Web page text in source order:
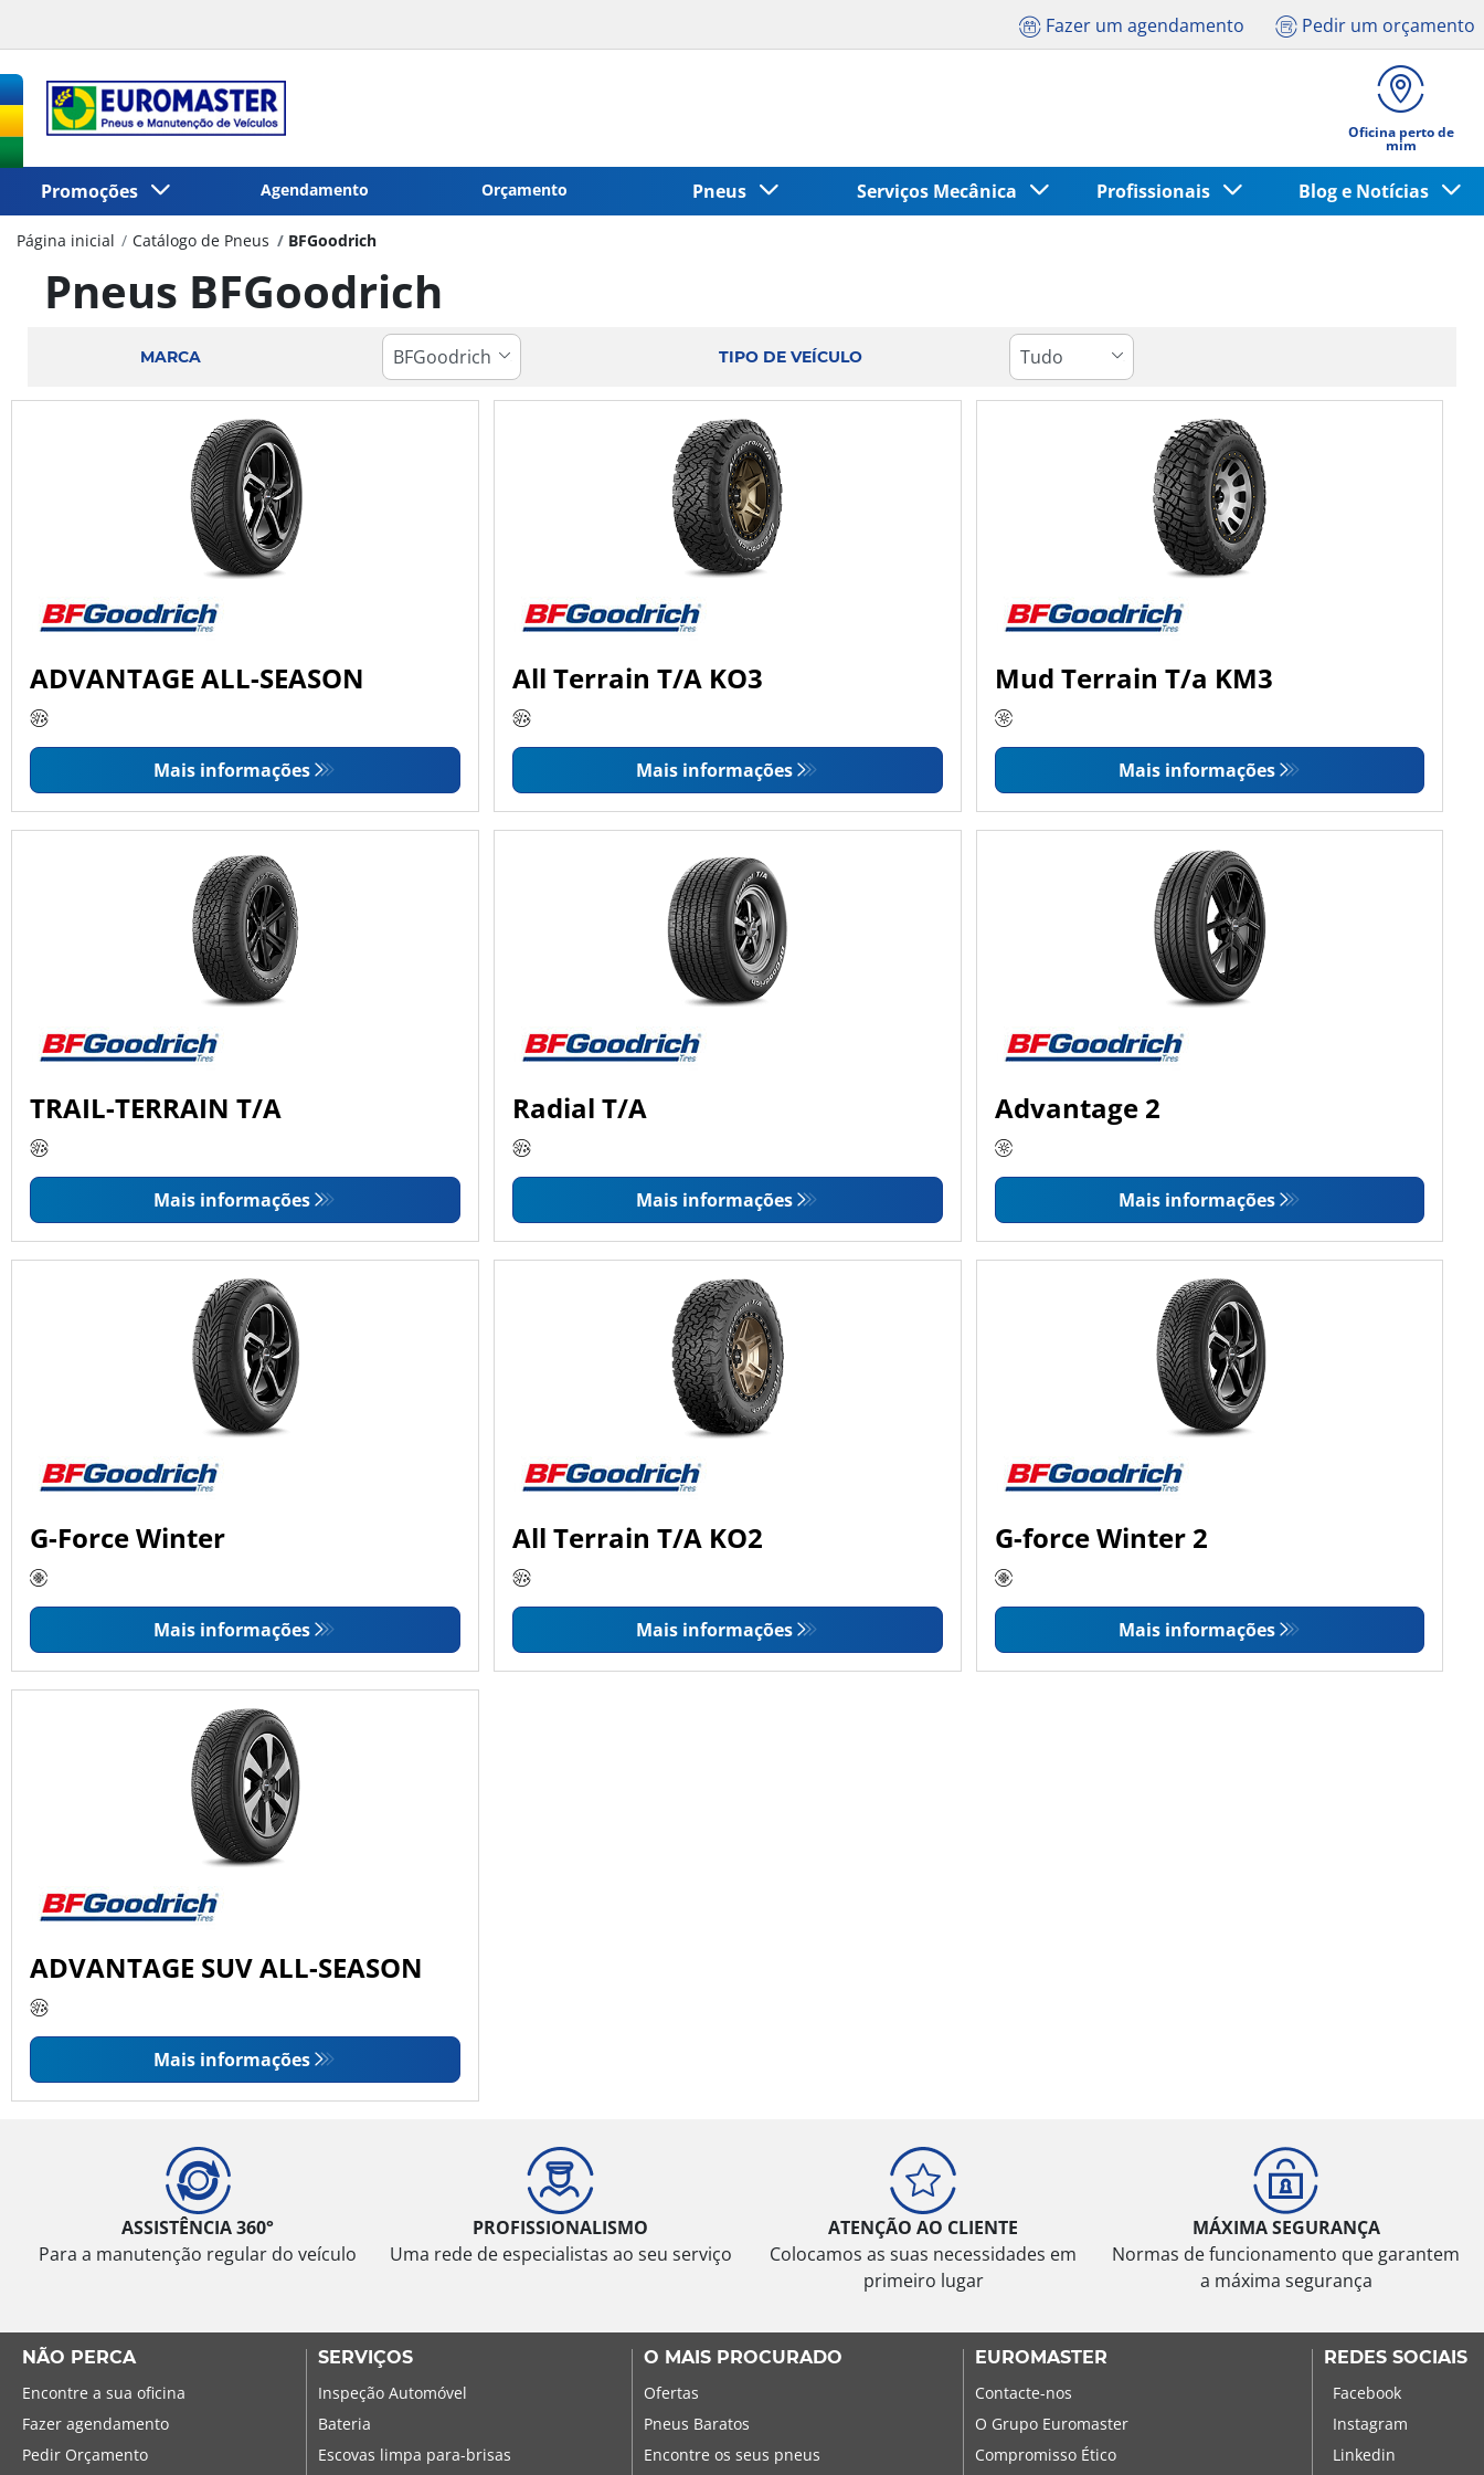
Fazer um agendamento Pedir um orçamento
Oficina perto de
mim
Promoções Agendamento Orçamento Pneus Serviços Mecânica Profissionais Blog e Notícias
Página inicial Catálogo de Pneus BFGoodrich
Pneus BFGoodrich
MARCA TIPO DE VEÍCULO
ADVANTAGE ALL-SEASON
Mais informações
All Terrain T/A KO3
Mais informações
Mud Terrain T/a KM3
Mais informações
TRAIL-TERRAIN T/A
Mais informações
Radial T/A
Mais informações
Advantage 2
Mais informações
G-Force Winter
Mais informações
All Terrain T/A KO2
Mais informações
G-force Winter 2
Mais informações
ADVANTAGE SUV ALL-SEASON
Mais informações
ASSISTÊNCIA 360°
Para a manutenção regular do veículo
PROFISSIONALISMO
Uma rede de especialistas ao seu serviço
ATENÇÃO AO CLIENTE
Colocamos as suas necessidades em
primeiro lugar
MÁXIMA SEGURANÇA
Normas de funcionamento que garantem
a máxima segurança
NÃO PERCA
Encontre a sua oficina
Fazer agendamento
Pedir Orçamento
SERVIÇOS
Inspeção Automóvel
Bateria
Escovas limpa para-brisas
O MAIS PROCURADO
Ofertas
Pneus Baratos
Encontre os seus pneus
EUROMASTER
Contacte-nos
O Grupo Euromaster
Compromisso Ético
REDES SOCIAIS
Facebook
Instagram
Linkedin